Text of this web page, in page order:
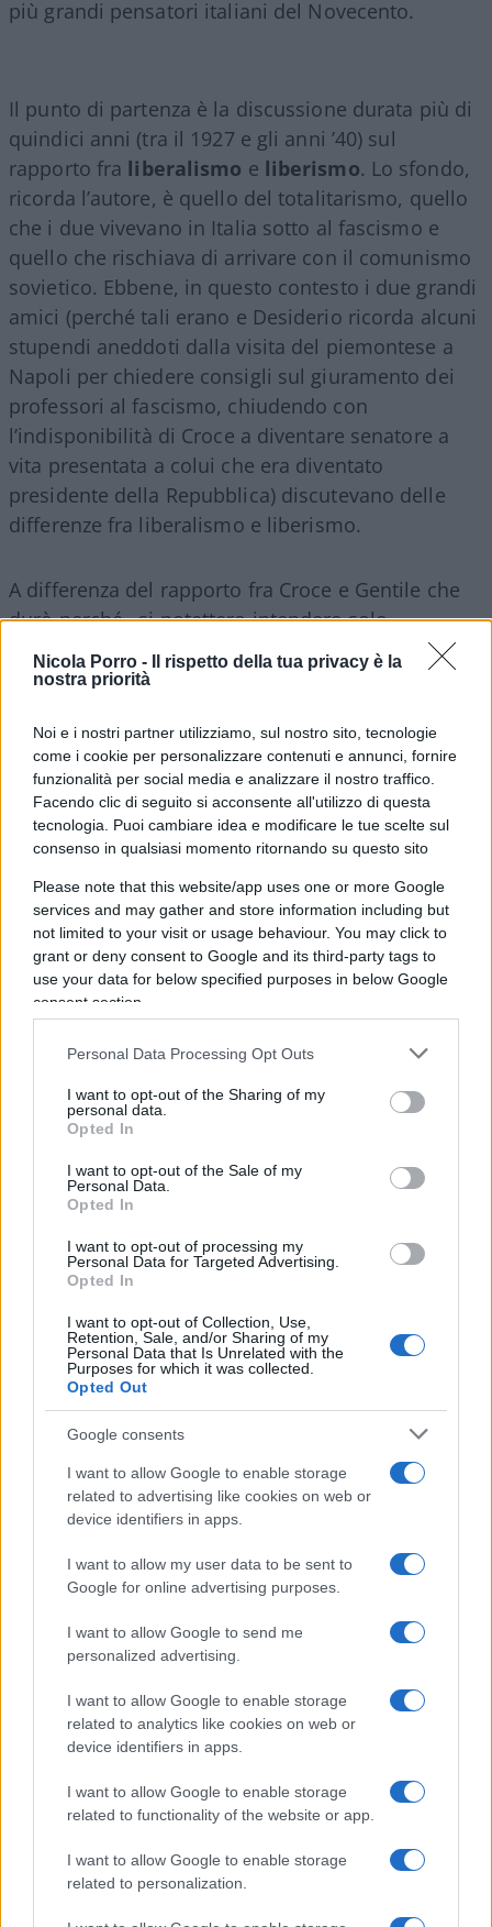
Nicola Porro -
Il rispetto della tua privacy è la
nostra priorità
Noi e i nostri partner utilizziamo, sul nostro sito, tecnologie
come i cookie per personalizzare contenuti e annunci, fornire
funzionalità per social media e analizzare il nostro traffico.
Facendo clic di seguito si acconsente all'utilizzo di questa
tecnologia. Puoi cambiare idea e modificare le tue scelte sul
consenso in qualsiasi momento ritornando su questo sito
Please note that this website/app uses one or more Google
services and may gather and store information including but
not limited to your visit or usage behaviour. You may click to
grant or deny consent to Google and its third-party tags to
use your data for below specified purposes in below Google
consent section.
Personal Data Processing Opt Outs
I want to opt-out of the Sharing of my
personal data.
Opted In
I want to opt-out of the Sale of my
Personal Data.
Opted In
I want to opt-out of processing my
Personal Data for Targeted Advertising.
Opted In
I want to opt-out of Collection, Use,
Retention, Sale, and/or Sharing of my
Personal Data that Is Unrelated with the
Purposes for which it was collected.
Opted Out
Google consents
I want to allow Google to enable storage
related to advertising like cookies on web or
device identifiers in apps.
I want to allow my user data to be sent to
Google for online advertising purposes.
I want to allow Google to send me
personalized advertising.
I want to allow Google to enable storage
related to analytics like cookies on web or
device identifiers in apps.
I want to allow Google to enable storage
related to functionality of the website or app.
I want to allow Google to enable storage
related to personalization.
più grandi pensatori italiani del Novecento.
Il punto di partenza è la discussione durata più di
quindici anni (tra il 1927 e gli anni ’40) sul
rapporto fra liberalismo e liberismo. Lo sfondo,
ricorda l’autore, è quello del totalitarismo, quello
che i due vivevano in Italia sotto al fascismo e
quello che rischiava di arrivare con il comunismo
sovietico. Ebbene, in questo contesto i due grandi
amici (perché tali erano e Desiderio ricorda alcuni
stupendi aneddoti dalla visita del piemontese a
Napoli per chiedere consigli sul giuramento dei
professori al fascismo, chiudendo con
l’indisponibilità di Croce a diventare senatore a
vita presentata a colui che era diventato
presidente della Repubblica) discutevano delle
differenze fra liberalismo e liberismo.
A differenza del rapporto fra Croce e Gentile che
durò perché «si potettero intendere solo
fraintendendosi», quello di
con Einaudiera
profondissimo, nessun fraintendimento era
Certo, con punti di vista diversi, ma che
nascevano, sostiene Desiderio, anche dal fatto
che uno era un filosofo e l’altro un economista.
Eppure non erano così distanti, come per anni
abbiamo ritenuto. Entrambi infatti ritenevano la
«religione della libertà» il punto di partenza.
Desiderio ci racconta il timore di Croce che il
liberismo potesse trasformarsi da principio
economico a indebita morale.
in fondo era d’accordo. Colui che diventò
presidente della Repubblica riteneva che persino
le consolidate regole auree della
economicacome il lasciar passare il lasciar fare
potessero diventare feticci illiberali se trasformati
in leggi universali. Gli economisti non devono
essere dei cuochi pronti con una ricetta
deterministica per ogni problema. È ciò che
pensava l’economista sabaudo, convinto
dell’adesione degli strumenti dell’economia
sempre e comunque alla realtà che ci circonda.
#CROCE #EINAUDI #LIBERTÀ
Pagina
Precedente
Leggi i commenti
SEDUTE SATIRICHE
Vignetta del 07/08/2026
Vai all'archivio delle vignette